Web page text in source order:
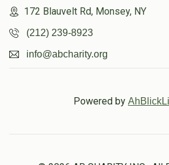
172 Blauvelt Rd, Monsey, NY
(212) 239-8923
info@abcharity.org
Powered by